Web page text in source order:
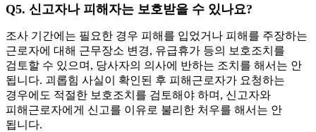
Q5. 신고자나 피해자는 보호받을 수 있나요?
조사 기간에는 필요한 경우 피해를 입었거나 피해를 주장하는
근로자에 대해 근무장소 변경, 유급휴가 등의 보호조치를
검토할 수 있으며, 당사자의 의사에 반하는 조치를 해서는 안
됩니다. 괴롭힘 사실이 확인된 후 피해근로자가 요청하는
경우에도 적절한 보호조치를 검토해야 하며, 신고자와
피해근로자에게 신고를 이유로 불리한 처우를 해서는 안
됩니다.